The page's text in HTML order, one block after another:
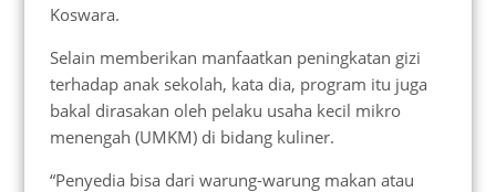
Koswara.
Selain memberikan manfaatkan peningkatan gizi
terhadap anak sekolah, kata dia, program itu juga
bakal dirasakan oleh pelaku usaha kecil mikro
menengah (UMKM) di bidang kuliner.
“Penyedia bisa dari warung-warung makan atau